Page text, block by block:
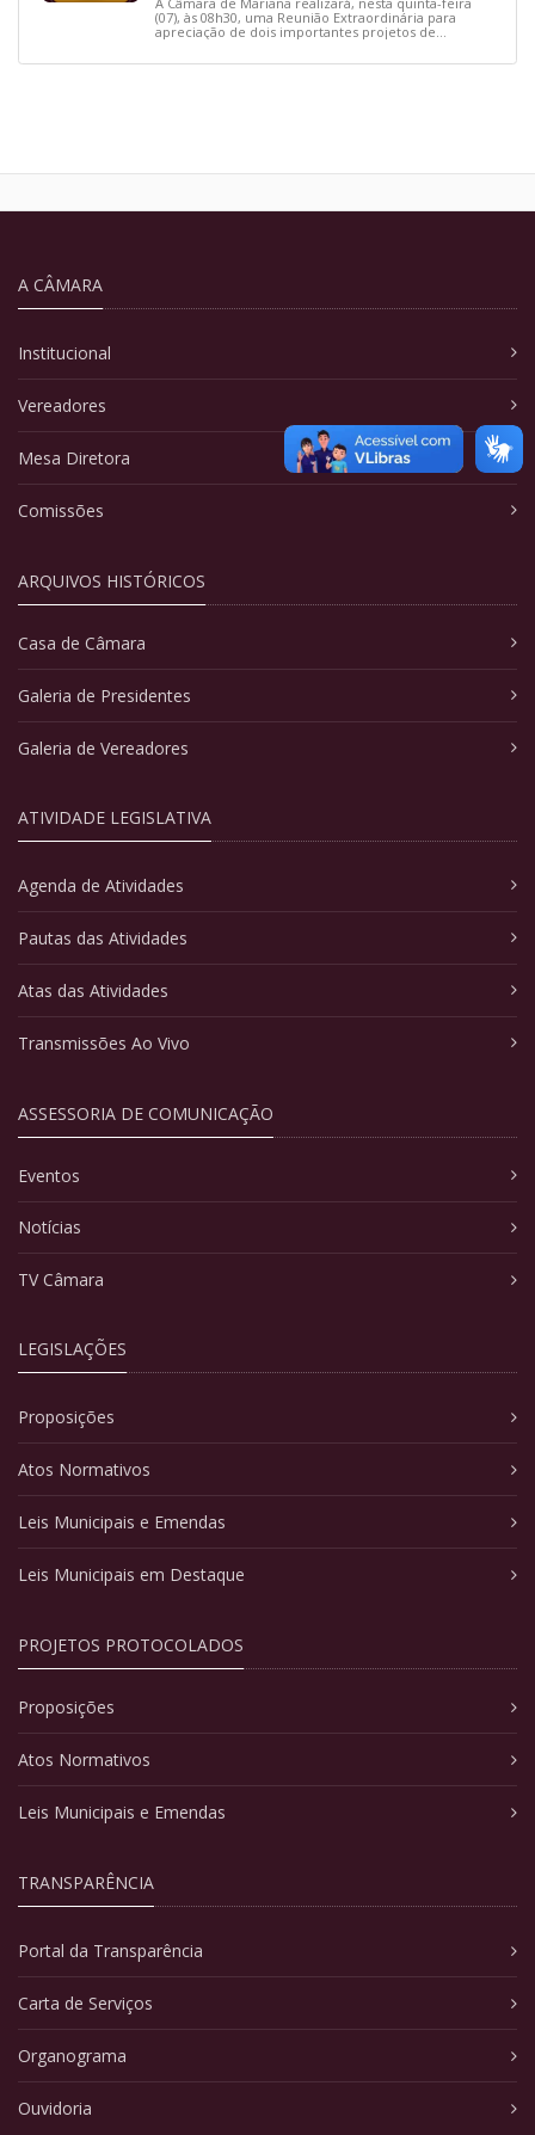
(07), às 08h30, uma Reunião Extraordinária para
apreciação de dois importantes projetos de
A CÂMARA
Institucional
Vereadores
Mesa Diretora
Comissões
ARQUIVOS HISTÓRICOS
Casa de Câmara
Galeria de Presidentes
Galeria de Vereadores
ATIVIDADE LEGISLATIVA
Agenda de Atividades
Pautas das Atividades
Atas das Atividades
Transmissões Ao Vivo
ASSESSORIA DE COMUNICAÇÃO
Eventos
Notícias
TV Câmara
LEGISLAÇÕES
Proposições
Atos Normativos
Leis Municipais e Emendas
Leis Municipais em Destaque
PROJETOS PROTOCOLADOS
Proposições
Atos Normativos
Leis Municipais e Emendas
TRANSPARÊNCIA
Portal da Transparência
Carta de Serviços
Organograma
Ouvidoria